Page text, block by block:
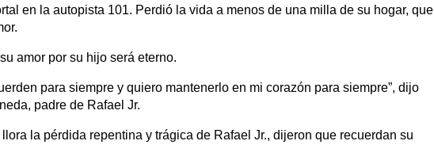
en la autopista 101. Perdió la vida a menos de una milla de su hogar, que
amor por su hijo será eterno.
para siempre y quiero mantenerlo en mi corazón para siempre”, dijo
padre de Rafael Jr.
la pérdida repentina y trágica de Rafael Jr., dijeron que recuerdan su